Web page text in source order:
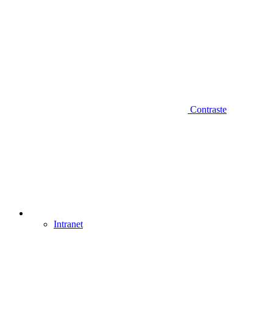
Contraste
Intranet